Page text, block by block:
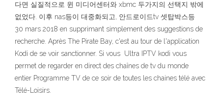
다면 실질적으로 윈 미디어센터와 xbmc 두가지의 선택지 밖에
없었다. 이후 nas등이 대중화되고, 안드로이드tv 셋탑박스등
30 mars 2018 en supprimant simplement des suggestions de
recherche. Après The Pirate Bay, c'est au tour de l'application
Kodi de se voir sanctionner. Si vous Ultra IPTV kodi vous
permet de regarder en direct des chaînes de tv du monde
entier Programme TV de ce soir de toutes les chaines télé avec
Télé-Loisirs.